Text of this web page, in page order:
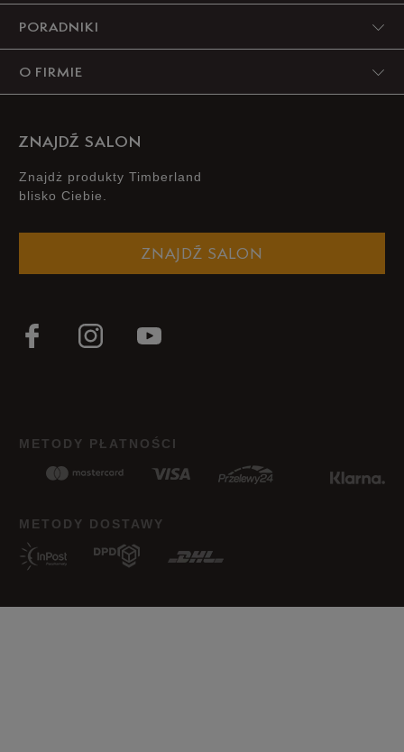
3
2
Zaniżony
PORADNIKI
O FIRMIE
ZNAJDŹ SALON
Znajdż produkty Timberland
blisko Ciebie.
ZNAJDŹ SALON
METODY PŁATNOŚCI
METODY DOSTAWY